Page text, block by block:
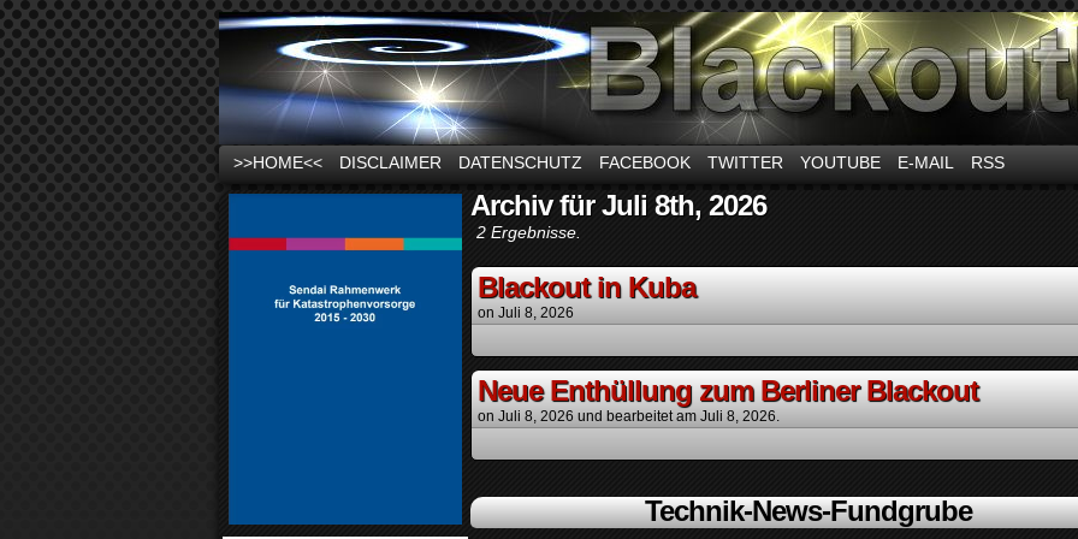
News und Infos zum Thema Stromausfall
>>HOME<< DISCLAIMER DATENSCHUTZ FACEBOOK TWITTER YOUTUBE E-MAIL RSS
Archiv für Juli 8th, 2026
2 Ergebnisse.
Blackout in Kuba
on Juli 8, 2026
Neue Enthüllung zum Berliner Blackout
on Juli 8, 2026 und bearbeitet am Juli 8, 2026.
Technik-News-Fundgrube